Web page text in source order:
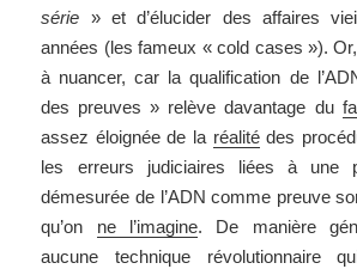
série » et d’élucider des affaires
années (les fameux « cold cases »).
à nuancer, car la qualification de
des preuves » relève davantage du
assez éloignée de la réalitédes
les erreurs judiciaires liées à une
démesurée de l’ADN comme preuve
qu’on ne l’imagine. De manière
aucune technique révolutionnaire